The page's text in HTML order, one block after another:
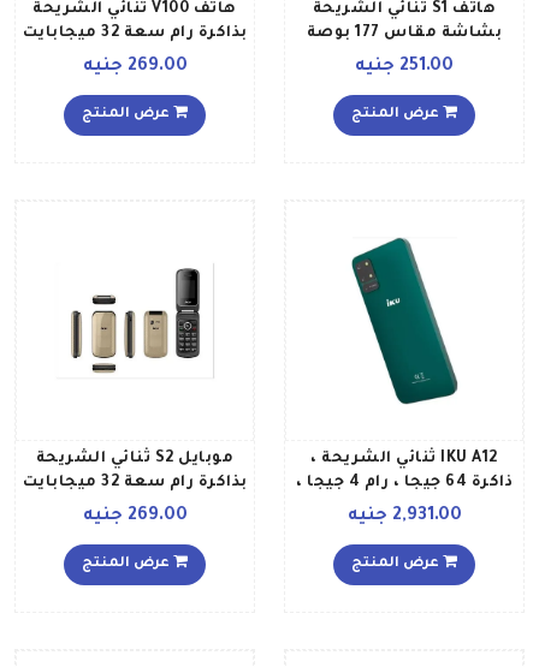
هاتف S1 ثنائي الشريحة
بشاشة مقاس 177 بوصة
وذاكرة رام سعة 32 ميجابايت
تقنية 2G GSM، لون أزرق
251.00 جنيه
عرض المنتج
هاتف V100 ثنائي الشريحة
بذاكرة رام سعة 32 ميجابايت
269.00 جنيه
عرض المنتج
IKU A12 ثنائي الشريحة ،
ذاكرة 64 جيجا ، رام 4 جيجا ،
أخضر
2,931.00 جنيه
عرض المنتج
موبايل S2 ثنائي الشريحة
بذاكرة رام سعة 32 ميجابايت
لون ذهبي
269.00 جنيه
عرض المنتج